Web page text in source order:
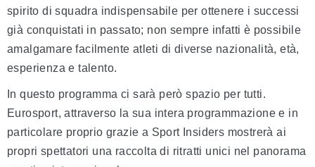
spirito di squadra indispensabile per ottenere i successi
già conquistati in passato; non sempre infatti è possibile
amalgamare facilmente atleti di diverse nazionalità, età,
esperienza e talento.
In questo programma ci sarà però spazio per tutti.
Eurosport, attraverso la sua intera programmazione e in
particolare proprio grazie a Sport Insiders mostrerà ai
propri spettatori una raccolta di ritratti unici nel panorama